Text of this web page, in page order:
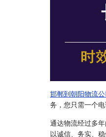
邯郸到朝阳物流公
务，您只需一个
通达物流经过多
以诚信、务实、